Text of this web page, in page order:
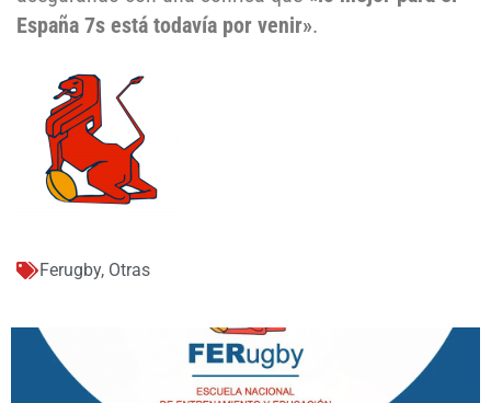
España 7s está todavía por venir».
Ferugby, Otras